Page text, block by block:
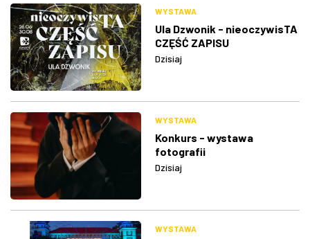
WYSTAWA
Ula Dzwonik - nieoczywisTA
CZĘŚĆ ZAPISU
Dzisiaj
WYSTAWA
Konkurs - wystawa
fotografii
Dzisiaj
WYSTAWA